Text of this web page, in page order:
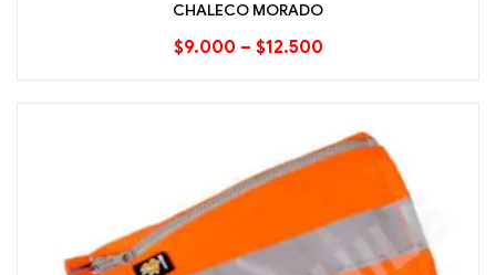
CHALECO MORADO
$9.000 – $12.500